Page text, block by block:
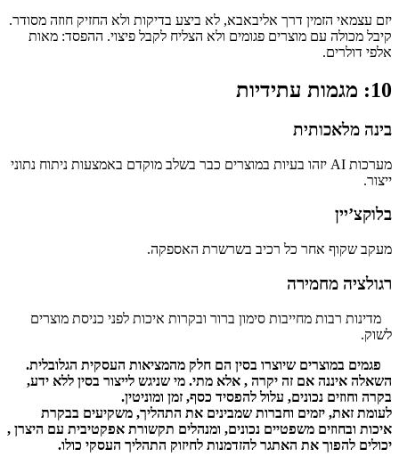
יזם עצמאי הזמין דרך אליבאבא, לא ביצע בדיקות ולא החזיק חוזה מסודר.
קיבל מכולה עם מוצרים פגומים ולא הצליח לקבל פיצוי. ההפסד: מאות
אלפי דולרים.
10: מגמות עתידיות
בינה מלאכותית
מערכות AI יזהו בעיות במוצרים כבר בשלב מוקדם באמצעות ניתוח נתוני
ייצור.
בלוקצ’יין
מעקב שקוף אחר כל רכיב בשרשרת האספקה.
רגולציה מחמירה
מדינות רבות מחייבות סימון ברור ובקרות איכות לפני כניסת מוצרים
לשוק.
פגמים במוצרים שיוצרו בסין הם חלק מהמציאות העסקית הגלובלית.
השאלה איננה אם זה יקרה , אלא מתי. מי שניגש לייצור בסין ללא ידע,
בקרה וחוזים נכונים, עלול להפסיד כסף, זמן ומוניטין.
לעומת זאת, יזמים וחברות שמבינים את התהליך, משקיעים בבקרת
איכות ובחוזים משפטיים נכונים, ומנהלים תקשורת אפקטיבית עם היצרן ,
יכולים להפוך את האתגר להזדמנות לחיזוק התהליך העסקי כולו.